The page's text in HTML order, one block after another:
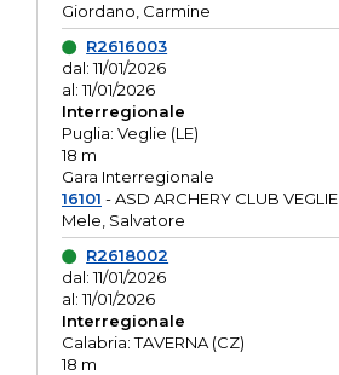
Giordano, Carmine
R2616003
dal: 11/01/2026
al: 11/01/2026
Interregionale
Puglia: Veglie (LE)
18 m
Gara Interregionale
16101 - ASD ARCHERY CLUB VEGLIE
Mele, Salvatore
R2618002
dal: 11/01/2026
al: 11/01/2026
Interregionale
Calabria: TAVERNA (CZ)
18 m